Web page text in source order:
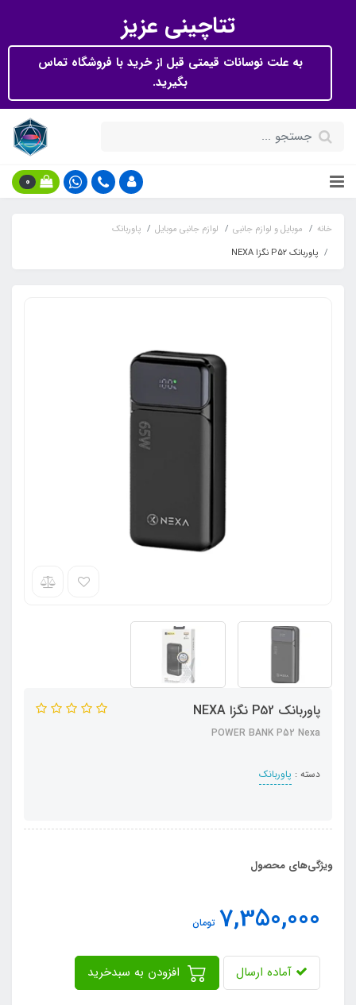
تتاچینی عزیز
به علت نوسانات قیمتی قبل از خرید با فروشگاه تماس
بگیرید.
0
خانه موبایل و لوازم جانبی لوازم جانبی موبایل
پاوربانک
پاوربانک P52 نگزا NEXA
پاوربانک P52 نگزا NEXA
POWER BANK P52 Nexa
دسته : پاوربانک
ویژگی‌های محصول
7,350,000 تومان
آماده ارسال